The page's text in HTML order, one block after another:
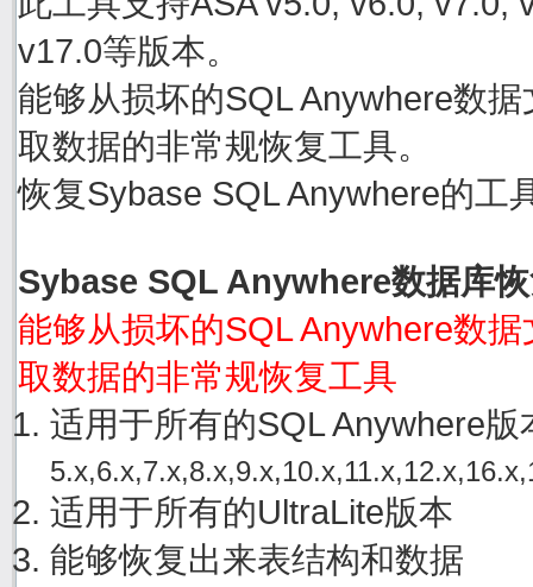
v17.0等版本。
能够从损坏的SQL Anywhere数
取数据的非常规恢复工具。
恢复Sybase SQL Anywhere的工
Sybase SQL Anywhere数据库
能够从损坏的SQL Anywhere数
取数据的非常规恢复工具
适用于所有的SQL Anywhere
适用于所有的UltraLite版本
能够恢复出来表结构和数据